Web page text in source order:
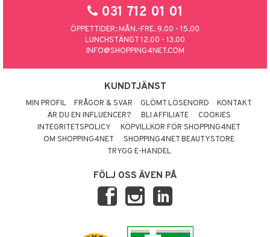
031 712 01 01
ÖPPETTIDER: MÅN.-FRE. 9.00 - 15.00
LUNCHSTÄNGT 12.00 - 13.00
INFO@SHOPPING4NET.COM
KUNDTJÄNST
MIN PROFIL FRÅGOR & SVAR GLÖMT LÖSENORD
KONTAKT
ÄR DU EN INFLUENCER?
BLI AFFILIATE
COOKIES
INTEGRITETSPOLICY
KÖPVILLKOR FÖR SHOPPING4NET
OM SHOPPING4NET
SHOPPING4NET BEAUTYSTORE
TRYGG E-HANDEL
FÖLJ OSS ÄVEN PÅ